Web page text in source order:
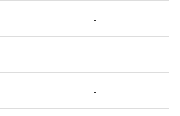
-
-